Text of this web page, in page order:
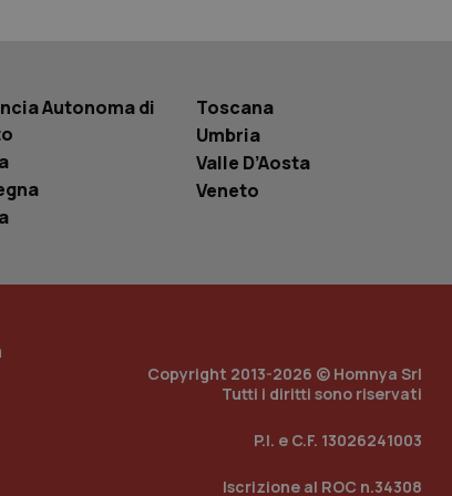
Autonoma di
Toscana
Umbria
Valle D’Aosta
Veneto
Copyright 2013-2026 © Homnya Srl
Tutti i diritti sono riservati
P.I. e C.F. 13026241003
Iscrizione al ROC n.34308
identity